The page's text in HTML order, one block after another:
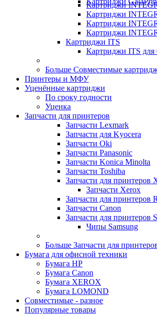
Картриджи
Картриджи
Картриджи
Картриджи
Картриджи ITS
Картриджи ITS для
Больше Совместимые
Принтеры и МФУ
Уценённые картриджи
По сроку годности
Уценка
Запчасти для принтеров
Запчасти Lexmark
Запчасти для Kyocera
Запчасти Oki
Запчасти Panasonic
Запчасти Koniсa Minolta
Запчасти Toshiba
Запчасти для принтеров
Запчасти Xerox
Запчасти для принтеров
Запчасти Canon
Запчасти для принтеров
Чипы Samsung
Больше Запчасти для
Бумага для офисной техники
Бумага HP
Бумага Canon
Бумага XEROX
Бумага LOMOND
Совместимые - разное
Популярные товары